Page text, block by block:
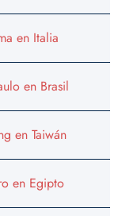
en Italia
en Brasil
en Taiwán
en Egipto